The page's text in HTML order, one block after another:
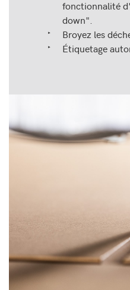
fonctionnalité
down".
Broyez les
Étiquetage